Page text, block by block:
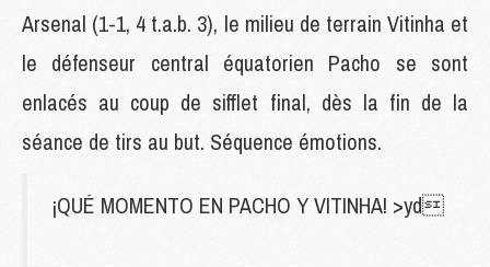
Arsenal (1-1, 4 t.a.b. 3), le milieu de terrain Vitinha et
le défenseur central équatorien Pacho se sont
enlacés au coup de sifflet final, dès la fin de la
séance de tirs au but. Séquence émotions.
¡QUÉ MOMENTO EN PACHO Y VITINHA! >yd